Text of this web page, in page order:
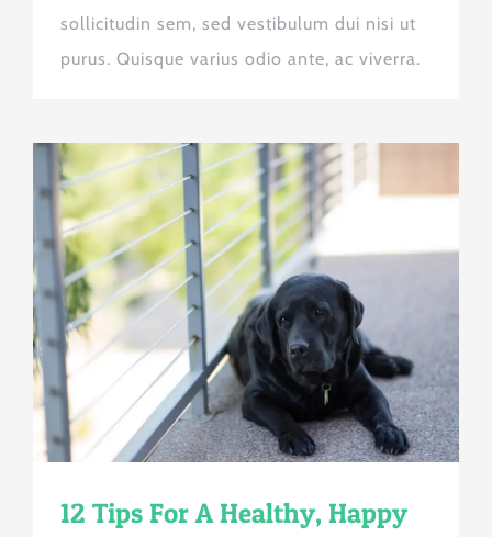
sollicitudin sem, sed vestibulum dui nisi ut
purus. Quisque varius odio ante, ac viverra.
12 Tips For A Healthy, Happy